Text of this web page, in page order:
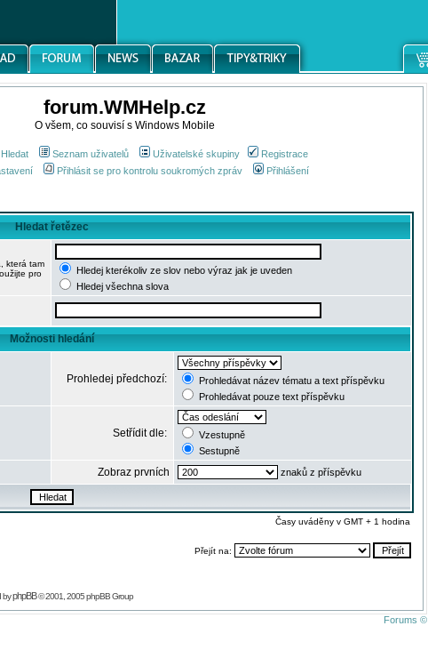
forum.WMHelp.cz
O všem, co souvisí s Windows Mobile
Hledat Seznam uživatelů Uživatelské skupiny
Registrace
Přihlásit se pro kontrolu soukromých zpráv Přihlášení
Hledat řetězec
která tam
pro
Hledej kterékoliv ze slov nebo výraz jak je uveden
Hledej všechna slova
Možnosti hledání
Prohledej předchozí:
Prohledávat název tématu a text příspěvku
Prohledávat pouze text příspěvku
Setřídit dle:
Vzestupně
Sestupně
Zobraz prvních znaků z příspěvku
Časy uváděny v GMT + 1 hodina
Přejít na:
byphpBB© 2001, 2005 phpBB Group
Forums ©